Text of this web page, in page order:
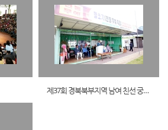
제37회 경북북부지역 남여 친선 궁도대회